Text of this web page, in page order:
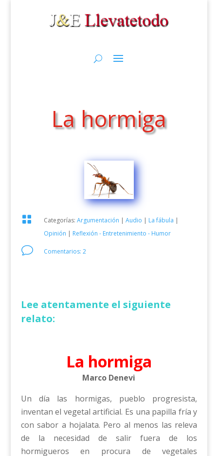
La hormiga
 Categorías: Argumentación | Audio | La fábula |
Opinión | Reflexión - Entretenimiento - Humor
v Comentarios: 2
Lee atentamente el siguiente
relato:
La hormiga
Marco Denevi
Un día las hormigas, pueblo progresista,
inventan el vegetal artificial. Es una papilla fría y
con sabor a hojalata. Pero al menos las releva
de la necesidad de salir fuera de los
hormigueros en procura de vegetales